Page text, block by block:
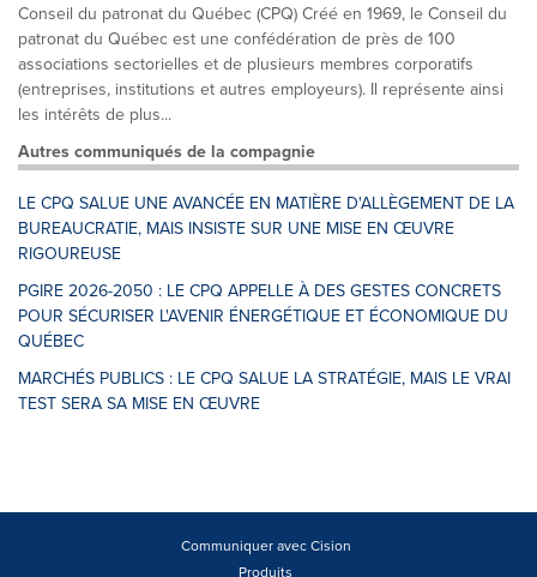
Conseil du patronat du Québec (CPQ) Créé en 1969, le Conseil du
patronat du Québec est une confédération de près de 100
associations sectorielles et de plusieurs membres corporatifs
(entreprises, institutions et autres employeurs). Il représente ainsi
les intérêts de plus...
Autres communiqués de la compagnie
LE CPQ SALUE UNE AVANCÉE EN MATIÈRE D'ALLÈGEMENT DE LA
BUREAUCRATIE, MAIS INSISTE SUR UNE MISE EN ŒUVRE
RIGOUREUSE
PGIRE 2026-2050 : LE CPQ APPELLE À DES GESTES CONCRETS
POUR SÉCURISER L'AVENIR ÉNERGÉTIQUE ET ÉCONOMIQUE DU
QUÉBEC
MARCHÉS PUBLICS : LE CPQ SALUE LA STRATÉGIE, MAIS LE VRAI
TEST SERA SA MISE EN ŒUVRE
Communiquer avec Cision
Produits